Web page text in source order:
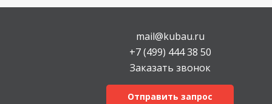
mail@kubau.ru
+7 (499) 444 38 50
Заказать звонок
Отправить запрос